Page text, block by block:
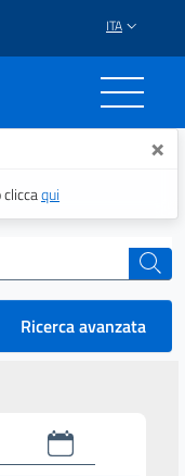
ITA
×
qui
cerca
Ricerca avanzata